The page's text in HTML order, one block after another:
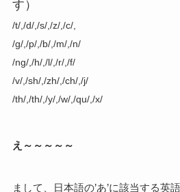
す）
/t/,/d/,/s/,/z/,/c/,
/g/,/p/,/b/,/m/,/n/
/ng/,/h/,/l/,/r/,/f/
/v/,/sh/,/zh/,/ch/,/j/
/th/,/th/,/y/,/w/,/qu/,/x/
え～～～～～
まして、日本語の’あ’に該当する英